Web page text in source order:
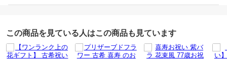
ケースサイズ約20㎝×30㎝
この商品を見ている人はこの商品も見ています